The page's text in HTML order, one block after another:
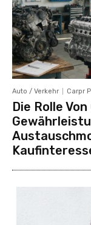
Auto / Verkehr Carpr
Die Rolle